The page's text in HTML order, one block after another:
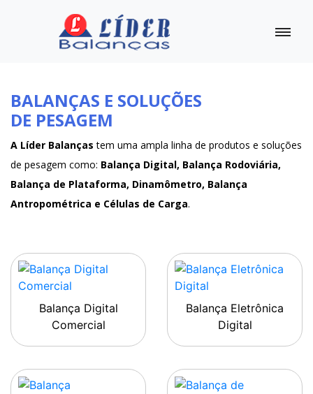
BALANÇAS E SOLUÇÕES
DE PESAGEM
A Líder Balanças tem uma ampla linha de produtos e soluções
de pesagem como: Balança Digital, Balança Rodoviária,
Balança de Plataforma, Dinamômetro, Balança
Antropométrica e Células de Carga.
Balança Digital
Comercial
Balança Eletrônica
Digital